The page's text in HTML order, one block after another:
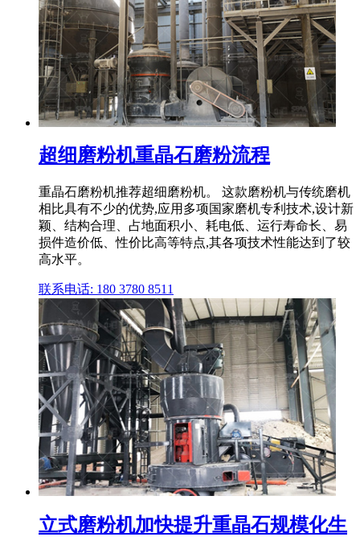
超细磨粉机重晶石磨粉流程
重晶石磨粉机推荐超细磨粉机。 这款磨粉机与传统磨机
相比具有不少的优势,应用多项国家磨机专利技术,设计新
颖、结构合理、占地面积小、耗电低、运行寿命长、易
损件造价低、性价比高等特点,其各项技术性能达到了较
高水平。
联系电话: 180 3780 8511
立式磨粉机加快提升重晶石规模化生